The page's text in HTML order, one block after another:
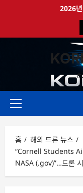
로
2026
#
주
홈
해외 드론 뉴스
“Cornell Students
NASA (.gov)”…드론